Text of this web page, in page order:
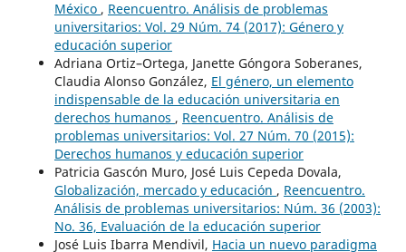
México , Reencuentro. Análisis de problemas
universitarios: Vol. 29 Núm. 74 (2017): Género y
educación superior
Adriana Ortiz–Ortega, Janette Góngora Soberanes,
Claudia Alonso González, El género, un elemento
indispensable de la educación universitaria en
derechos humanos , Reencuentro. Análisis de
problemas universitarios: Vol. 27 Núm. 70 (2015):
Derechos humanos y educación superior
Patricia Gascón Muro, José Luis Cepeda Dovala,
Globalización, mercado y educación , Reencuentro.
Análisis de problemas universitarios: Núm. 36 (2003):
No. 36, Evaluación de la educación superior
José Luis Ibarra Mendivil, Hacia un nuevo paradigma